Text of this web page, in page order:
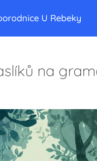
U Rebeky
na